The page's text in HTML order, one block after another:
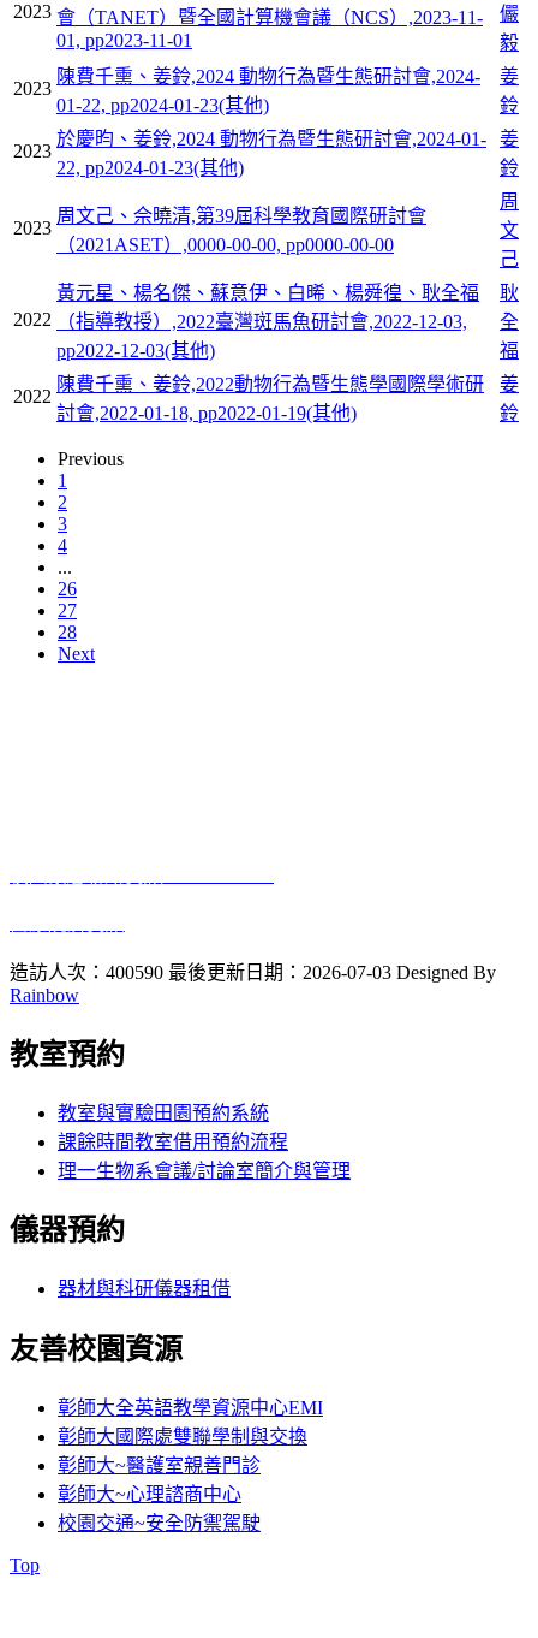
2023 會（TANET）暨全國計算機會議（NCS）,2023-11-
01, pp2023-11-01
儼
毅
2023
陳費千熏、姜鈴,2024 動物行為暨生態研討會,2024-
01-22, pp2024-01-23(其他)
姜
鈴
2023
於慶昀、姜鈴,2024 動物行為暨生態研討會,2024-01-
22, pp2024-01-23(其他)
姜
鈴
2023
周文己、佘曉清,第39屆科學教育國際研討會
（2021ASET）,0000-00-00, pp0000-00-00
周
文
己
2022
黃元星、楊名傑、蘇意伊、白晞、楊舜徨、耿全福
（指導教授）,2022臺灣斑馬魚研討會,2022-12-03,
pp2022-12-03(其他)
耿
全
福
2022
陳費千熏、姜鈴,2022動物行為暨生態學國際學術研
討會,2022-01-18, pp2022-01-19(其他)
姜
鈴
Previous
1
2
3
4
...
26
27
28
Next
造訪人次：400590 最後更新日期：2026-07-03 Designed By
Rainbow
教室預約
教室與實驗田園預約系統
課餘時間教室借用預約流程
理一生物系會議/討論室簡介與管理
儀器預約
器材與科研儀器租借
友善校園資源
彰師大全英語教學資源中心EMI
彰師大國際處雙聯學制與交換
彰師大~醫護室親善門診
彰師大~心理諮商中心
校園交通~安全防禦駕駛
Top